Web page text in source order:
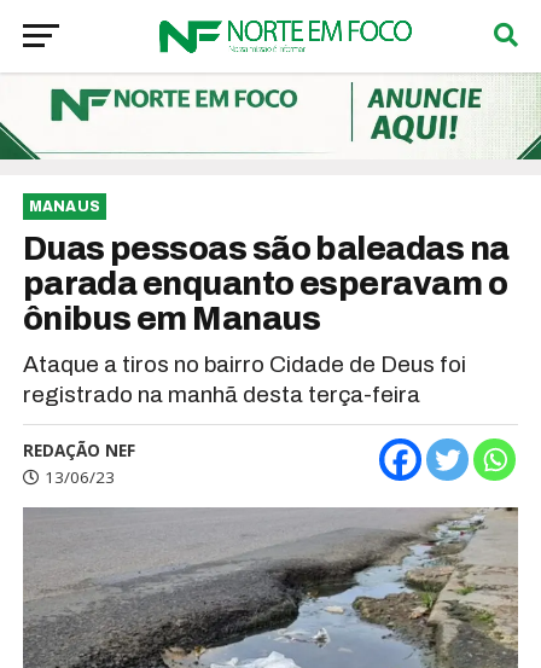
MANAUS
Duas pessoas são baleadas na
parada enquanto esperavam o
ônibus em Manaus
Ataque a tiros no bairro Cidade de Deus foi
registrado na manhã desta terça-feira
REDAÇÃO NEF
13/06/23